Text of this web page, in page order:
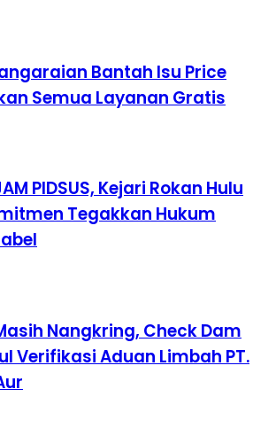
Bantah Isu Price
Semua Layanan Gratis
PIDSUS, Kejari Rokan Hulu
Tegakkan Hukum
Nangkring, Check Dam
Verifikasi Aduan Limbah PT.